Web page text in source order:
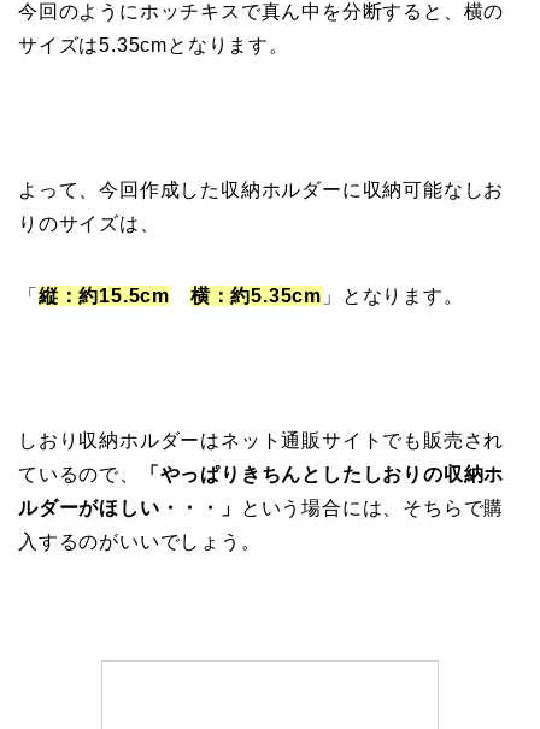
今回のようにホッチキスで真ん中を分断すると、横の
サイズは5.35cmとなります。
よって、今回作成した収納ホルダーに収納可能なしお
りのサイズは、
「 縦：約15.5cm 横：約5.35cm 」となります。
しおり収納ホルダーはネット通販サイトでも販売され
ているので、
「やっぱりきちんとしたしおりの収納ホ
ルダーがほしい・・・」
という場合には、そちらで購
入するのがいいでしょう。